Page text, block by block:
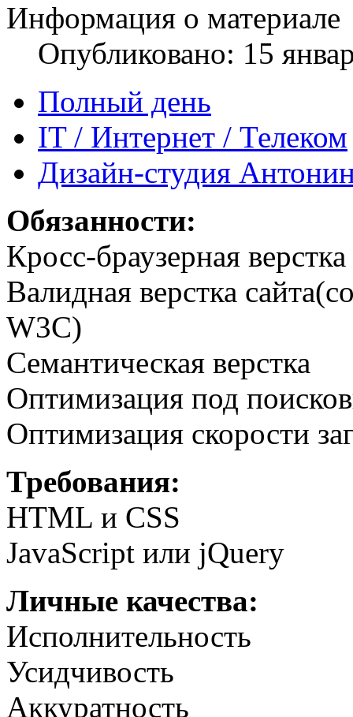
Информация о материале
Опубликовано: 15
Полный день
IT / Интернет / Телеком
Дизайн-студия
Обязанности:
Кросс-браузерная верстка
Валидная верстка
W3C)
Семантическая верстка
Оптимизация под
Оптимизация скорости
Требования:
HTML и CSS
JavaScript или jQuery
Личные качества:
Исполнительность
Усидчивость
Аккуратность